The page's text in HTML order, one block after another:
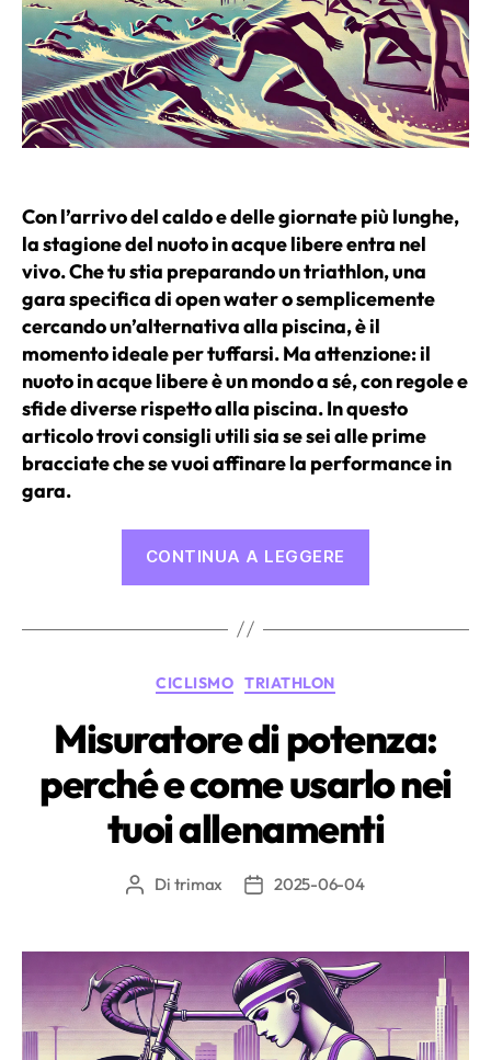
Con l’arrivo del caldo e delle giornate più lunghe,
la stagione del nuoto in acque libere entra nel
vivo. Che tu stia preparando un triathlon, una
gara specifica di open water o semplicemente
cercando un’alternativa alla piscina, è il
momento ideale per tuffarsi. Ma attenzione: il
nuoto in acque libere è un mondo a sé, con regole e
sfide diverse rispetto alla piscina. In questo
articolo trovi consigli utili sia se sei alle prime
bracciate che se vuoi affinare la performance in
gara.
CONTINUA A LEGGERE
libere:
tutti
livelli”
Categorie
CICLISMO TRIATHLON
Misuratore di potenza:
perché e come usarlo nei
tuoi allenamenti
Autore
Di trimax
Data2025-06-04